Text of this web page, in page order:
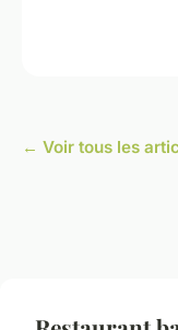
← Voir tous les